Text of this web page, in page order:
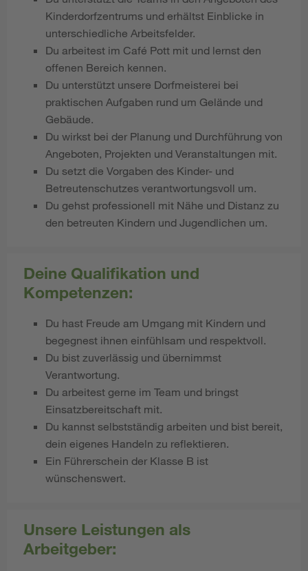
Kinderdorfzentrums und erhältst Einblicke in
unterschiedliche Arbeitsfelder.
Du arbeitest im Café Pott mit und lernst den
offenen Bereich kennen.
Du unterstützt unsere Dorfmeisterei bei
praktischen Aufgaben rund um Gelände und
Gebäude.
Du wirkst bei der Planung und Durchführung von
Angeboten, Projekten und Veranstaltungen mit.
Du setzt die Vorgaben des Kinder- und
Betreutenschutzes verantwortungsvoll um.
Du gehst professionell mit Nähe und Distanz zu
den betreuten Kindern und Jugendlichen um.
Deine Qualifikation und
Kompetenzen:
Du hast Freude am Umgang mit Kindern und
begegnest ihnen einfühlsam und respektvoll.
Du bist zuverlässig und übernimmst
Verantwortung.
Du arbeitest gerne im Team und bringst
Einsatzbereitschaft mit.
Du kannst selbstständig arbeiten und bist bereit,
dein eigenes Handeln zu reflektieren.
Ein Führerschein der Klasse B ist
wünschenswert.
Unsere Leistungen als
Arbeitgeber: